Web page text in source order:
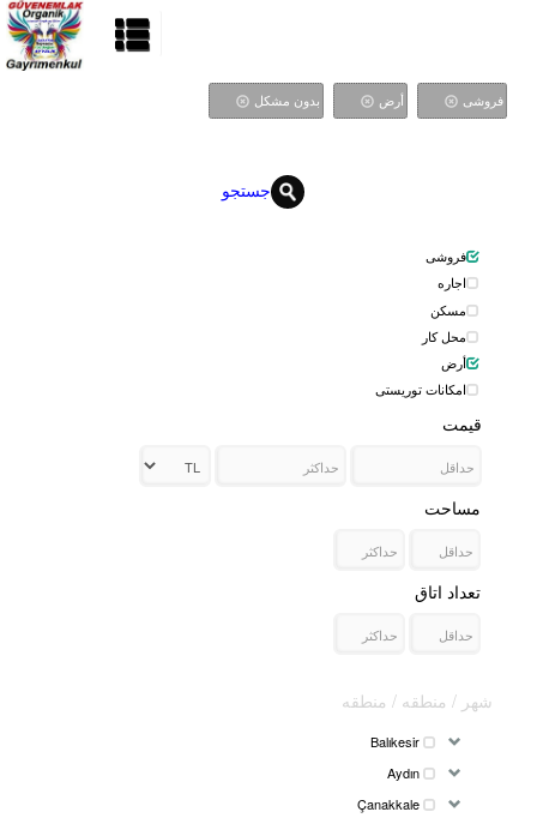
فروشی أرض بدون مشکل
جستجو
فروشی
اجاره
مسکن
محل کار
أرض
امکانات توریستی
قیمت
مساحت
تعداد اتاق
شهر / منطقه / منطقه
Balıkesir
Aydın
Çanakkale